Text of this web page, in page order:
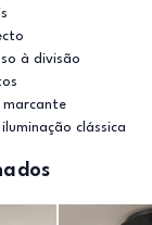
à divisão
marcante
clássica